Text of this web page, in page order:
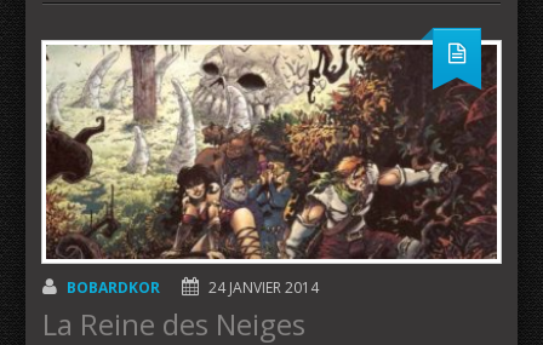
BOBARDKOR 24 JANVIER 2014
La Reine des Neiges